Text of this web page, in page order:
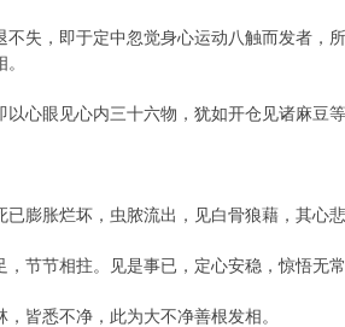
失，即于定中忽觉身心运动八触而发者，
心眼见心内三十六物，犹如开仓见诸麻豆
膨胀烂坏，虫脓流出，见白骨狼藉，其心
节节相拄。见是事已，定心安稳，惊悟无
皆悉不净，此为大不净善根发相。